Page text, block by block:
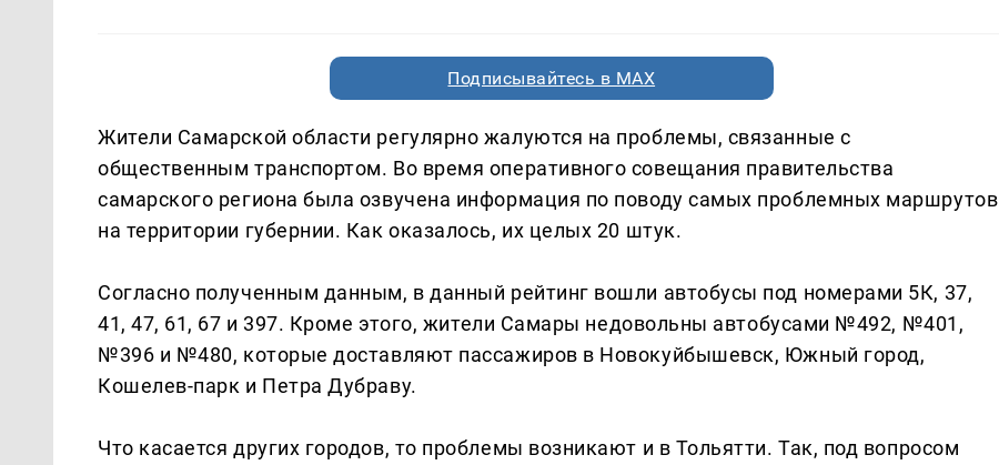
Подписывайтесь в MAX
Жители Самарской области регулярно жалуются на проблемы, связанные с
общественным транспортом. Во время оперативного совещания правительства
самарского региона была озвучена информация по поводу самых проблемных маршрутов
на территории губернии. Как оказалось, их целых 20 штук.
Согласно полученным данным, в данный рейтинг вошли автобусы под номерами 5К, 37,
41, 47, 61, 67 и 397. Кроме этого, жители Самары недовольны автобусами №492, №401,
№396 и №480, которые доставляют пассажиров в Новокуйбышевск, Южный город,
Кошелев-парк и Петра Дубраву.
Что касается других городов, то проблемы возникают и в Тольятти. Так, под вопросом